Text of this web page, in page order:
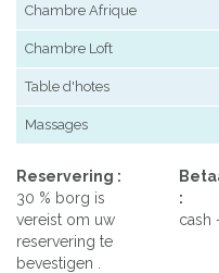
Chambre Afrique
Chambre Loft
Table d'hotes
Massages
Reservering :
30 % borg is
vereist om uw
reservering te
bevestigen .
:
cash